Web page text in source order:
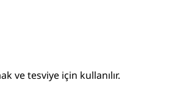
ve tesviye için kullanılır.